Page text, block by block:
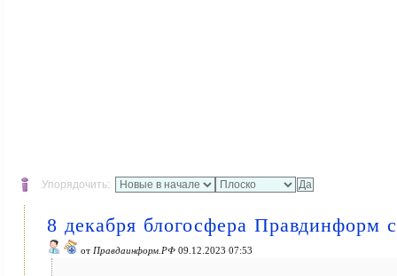
Упорядочить:
8 декабря блогосфера
от Правдаинформ.РФ 09.12.2023 07:53